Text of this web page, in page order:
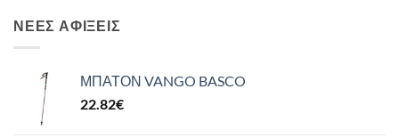
ΝΈΕΣ ΑΦΊΞΕΙΣ
ΜΠΑΤΟΝ VANGO BASCO
22.82€